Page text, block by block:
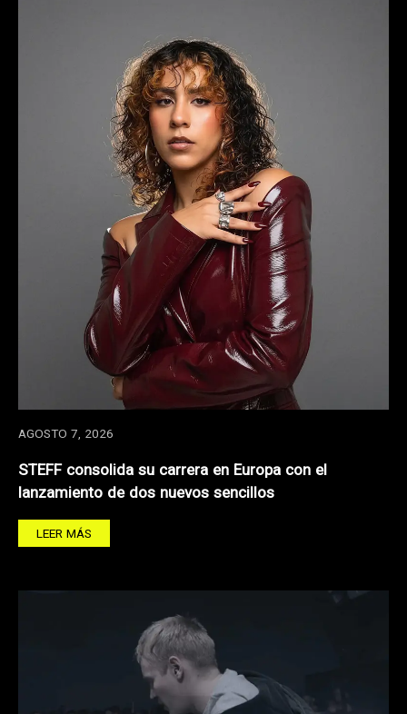
AGOSTO 7, 2026
STEFF consolida su carrera en Europa con el
lanzamiento de dos nuevos sencillos
LEER MÁS